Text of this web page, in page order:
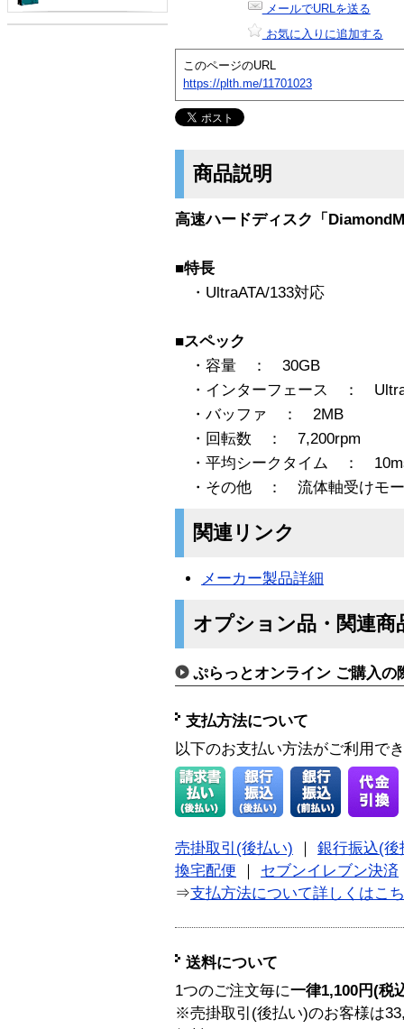
メールでURLを送る
お気に入りに追加する
このページのURL
https://plth.me/11701023
商品説明
高速ハードディスク「
■特長
・UltraATA/133対応
■スペック
・容量 ： 30GB
・インターフェース ：
・バッファ ： 2MB
・回転数 ： 7,200rpm
・平均シークタイム ：
・その他 ： 流体軸受けモ
関連リンク
メーカー製品詳細
オプション品・関連商
ぷらっとオンライン ご購入の
支払方法について
以下のお支払い方法がご利用で
売掛取引(後払い)
銀行振込(後
換宅配便
セブンイレブン決済
⇒支払方法について詳しくはこ
送料について
1つのご注文毎に一律1,100円(税
※売掛取引(後払い)のお客様は